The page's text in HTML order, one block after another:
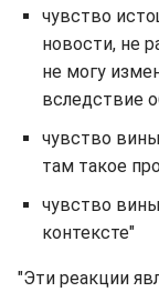
чувство
новости, не
не могу
вследствие
чувство
там такое
чувство
контексте"
"Эти реакции